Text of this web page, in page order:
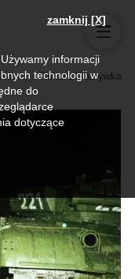
Kultura i rozrywka
zamknij [X]
informacji
technologii w
do
dotyczące